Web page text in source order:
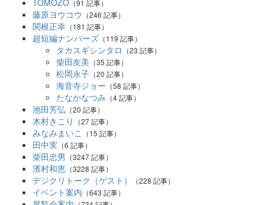
（91 記事）
藤原ヨウコウ （246 記事）
関根正幸 （181 記事）
超短編ナンバーズ （119 記事）
タカスギシンタロ （23 記事）
柴田友美 （35 記事）
松岡永子 （20 記事）
海音寺ジョー （58 記事）
たなかなつみ （4 記事）
池田芳弘 （20 記事）
木村きこり （27 記事）
みなみまいこ （15 記事）
田中実 （6 記事）
柴田忠男 （3247 記事）
濱村和恵 （3228 記事）
デジクリトーク（ゲスト） （228 記事）
イベント案内 （643 記事）